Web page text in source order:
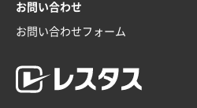
兵庫県のお客様
2025年12月02日 23:00
ロゴが入れられること
お問い合わせ
お問い合わせフォーム